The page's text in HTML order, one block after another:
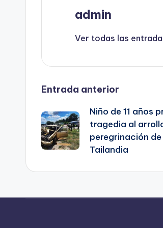
admin
Ver todas las
Navegación
de
entradas
Entrada anterior
Niño de 11 años
tragedia al
peregrinación de
Tailandia